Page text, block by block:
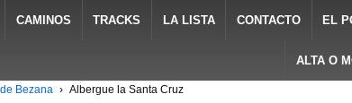
CAMINOS TRACKS LA LISTA CONTACTO EL
ALTA O
Bezana › Albergue la Santa Cruz